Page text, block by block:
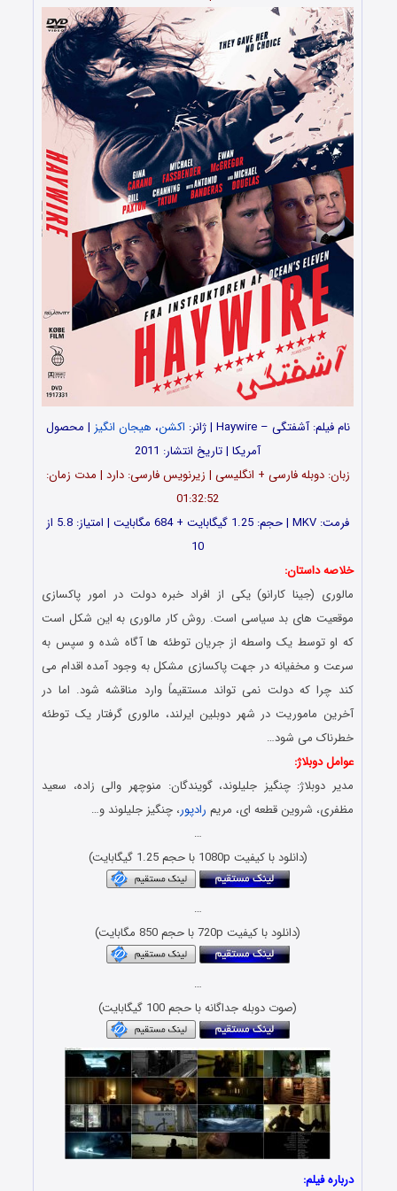
نام فیلم: آشفتگی – Haywire | ژانر: اکشن، هیجان انگیز | محصول
آمریکا | تاریخ انتشار: 2011
زبان: دوبله فارسی + انگلیسی | زیرنویس فارسی: دارد | مدت زمان:
01:32:52
فرمت: MKV | حجم: 1.25 گیگابایت + 684 مگابایت | امتیاز: 5.8 از
10
خلاصه داستان:
مالوری (جینا کارانو) یکی از افراد خبره دولت در امور پاکسازی
موقعیت های بد سیاسی است. روش کار مالوری به این شکل است
که او توسط یک واسطه از جریان توطئه ها آگاه شده و سپس به
سرعت و مخفیانه در جهت پاکسازی مشکل به وجود آمده اقدام می
کند چرا که دولت نمی تواند مستقیماً وارد مناقشه شود. اما در
آخرین ماموریت در شهر دوبلین ایرلند، مالوری گرفتار یک توطئه
خطرناک می شود…
عوامل دوبلاژ:
مدیر دوبلاژ: چنگیز جلیلوند، گویندگان: منوچهر والی زاده، سعید
مظفری، شروین قطعه ای، مریم رادپور، چنگیز جلیلوند و…
…
(دانلود با کیفیت 1080p با حجم 1.25 گیگابایت)
…
(دانلود با کیفیت 720p با حجم 850 مگابایت)
…
(صوت دوبله جداگانه با حجم 100 گیگابایت)
درباره فیلم: